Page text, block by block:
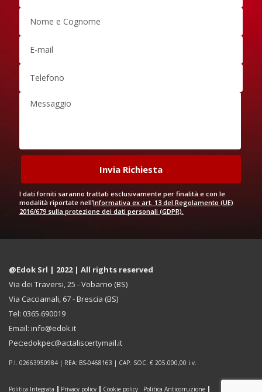
I dati forniti saranno trattati esclusivamente per finalità e con le
modalità riportate nell’Informativa ex art. 13 del Regolamento (UE)
2016/679 sulla protezione dei dati personali (GDPR).
@Edok Srl | 2022 | All rights reserved
Via dei Traversi, 25 - Vobarno (BS)
Via Cacciamali, 67 - Brescia (BS)
Tel: 0365.690019
Email: info@edok.it
Pec:edokpec@actaliscertymail.it
P.I. 02663950984 | REA: BS-0468163 | CAP. SOC. € 205.000,00 i.v.
Politica Integrata Privacy policy Cookie policy Politica Anticorruzione